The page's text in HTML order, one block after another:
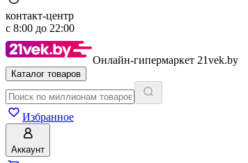
контакт-центр
с 8:00 до 22:00
Онлайн-гипермаркет 21vek.by
Каталог товаров
Избранное
Аккаунт